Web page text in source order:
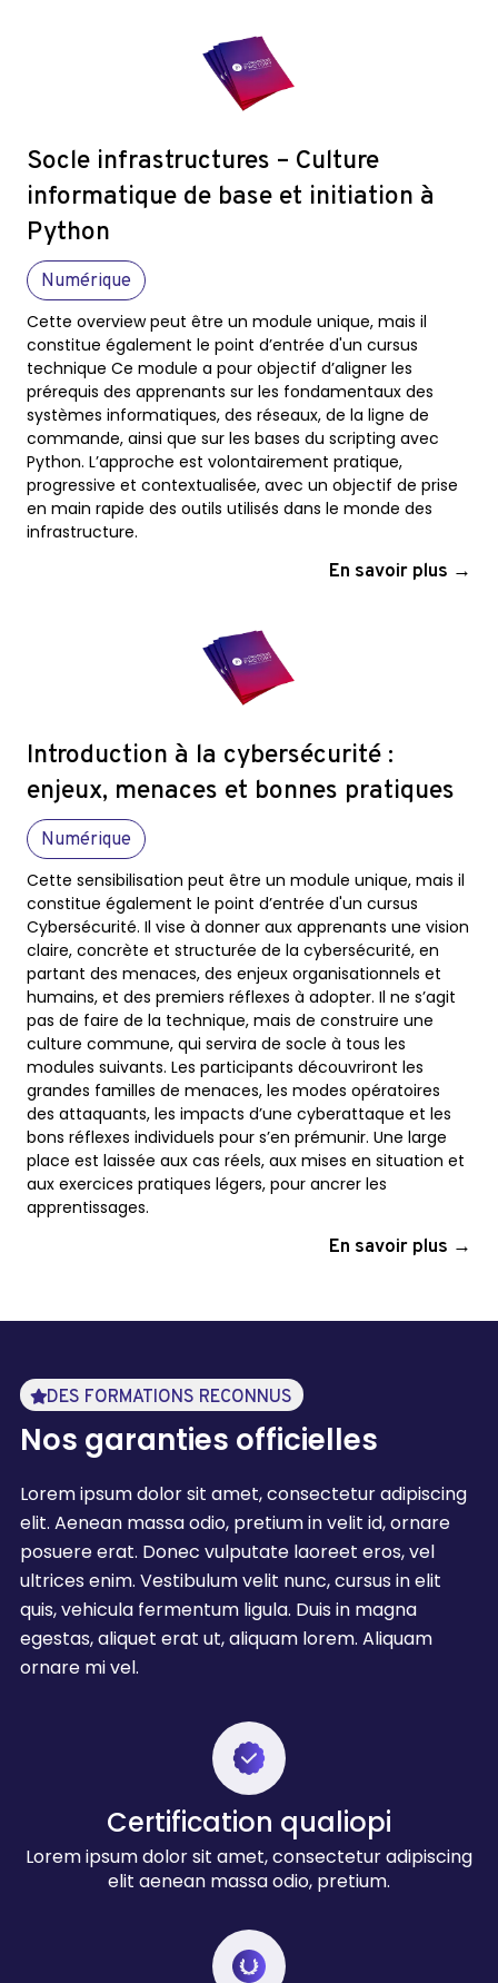
Socle infrastructures – Culture
informatique de base et initiation à
Python
Numérique
Cette overview peut être un module unique, mais il
constitue également le point d’entrée d'un cursus
technique Ce module a pour objectif d’aligner les
prérequis des apprenants sur les fondamentaux des
systèmes informatiques, des réseaux, de la ligne de
commande, ainsi que sur les bases du scripting avec
Python. L’approche est volontairement pratique,
progressive et contextualisée, avec un objectif de prise
en main rapide des outils utilisés dans le monde des
infrastructure.
En savoir plus →
Introduction à la cybersécurité :
enjeux, menaces et bonnes pratiques
Numérique
Cette sensibilisation peut être un module unique, mais il
constitue également le point d’entrée d'un cursus
Cybersécurité. Il vise à donner aux apprenants une vision
claire, concrète et structurée de la cybersécurité, en
partant des menaces, des enjeux organisationnels et
humains, et des premiers réflexes à adopter. Il ne s’agit
pas de faire de la technique, mais de construire une
culture commune, qui servira de socle à tous les
modules suivants. Les participants découvriront les
grandes familles de menaces, les modes opératoires
des attaquants, les impacts d’une cyberattaque et les
bons réflexes individuels pour s’en prémunir. Une large
place est laissée aux cas réels, aux mises en situation et
aux exercices pratiques légers, pour ancrer les
apprentissages.
En savoir plus →
DES FORMATIONS RECONNUS
Nos garanties officielles
Lorem ipsum dolor sit amet, consectetur adipiscing
elit. Aenean massa odio, pretium in velit id, ornare
posuere erat. Donec vulputate laoreet eros, vel
ultrices enim. Vestibulum velit nunc, cursus in elit
quis, vehicula fermentum ligula. Duis in magna
egestas, aliquet erat ut, aliquam lorem. Aliquam
ornare mi vel.
Certification qualiopi
Lorem ipsum dolor sit amet, consectetur adipiscing
elit aenean massa odio, pretium.